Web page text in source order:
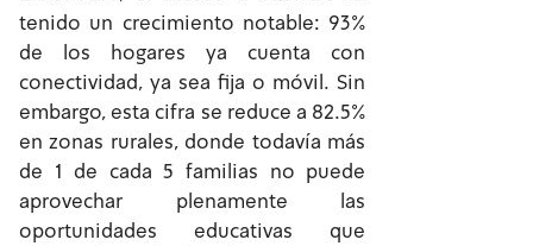
tenido un crecimiento notable: 93%
de los hogares ya cuenta con
conectividad, ya sea fija o móvil. Sin
embargo, esta cifra se reduce a 82.5%
en zonas rurales, donde todavía más
de 1 de cada 5 familias no puede
aprovechar plenamente las
oportunidades educativas que